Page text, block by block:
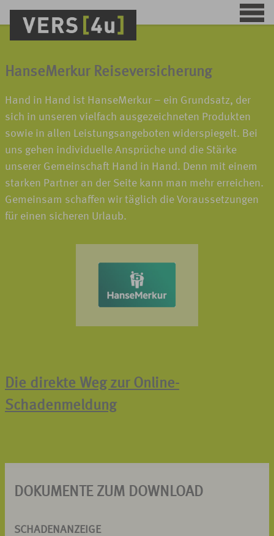
HanseMerkur Reiseversicherung
Hand in Hand ist HanseMerkur – ein Grundsatz, der
sich in unseren vielfach ausgezeichneten Produkten
sowie in allen Leistungsangeboten widerspiegelt. Bei
uns gehen individuelle Ansprüche und die Stärke
unserer Gemeinschaft Hand in Hand. Denn mit einem
starken Partner an der Seite kann man mehr erreichen.
Gemeinsam schaffen wir täglich die Voraussetzungen
für einen sicheren Urlaub.
Die direkte Weg zur Online-
Schadenmeldung
DOKUMENTE ZUM DOWNLOAD
SCHADENANZEIGE